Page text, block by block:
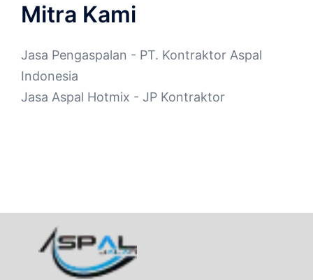
Mitra Kami
Jasa Pengaspalan - PT. Kontraktor Aspal
Indonesia
Jasa Aspal Hotmix - JP Kontraktor